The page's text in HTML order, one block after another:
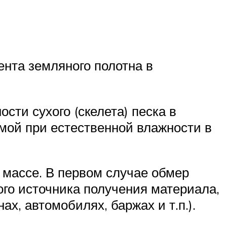
земляного полотна в
сухого (скелета) песка в
при естественной влажности в
В первом случае обмер
источника получения материала,
автомобилях, баржах и т.п.).